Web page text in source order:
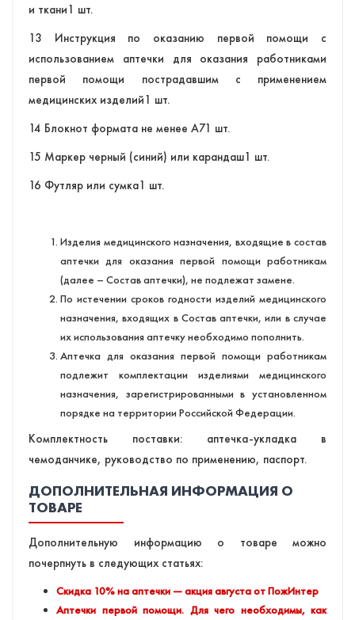
и ткани1 шт.
13 Инструкция по оказанию первой помощи с
использованием аптечки для оказания работниками
первой помощи пострадавшим с применением
медицинских изделий1 шт.
14 Блокнот формата не менее А71 шт.
15 Маркер черный (синий) или карандаш1 шт.
16 Футляр или сумка1 шт.
Изделия медицинского назначения, входящие в состав
аптечки для оказания первой помощи работникам
(далее – Состав аптечки), не подлежат замене.
По истечении сроков годности изделий медицинского
назначения, входящих в Состав аптечки, или в случае
их использования аптечку необходимо пополнить.
Аптечка для оказания первой помощи работникам
подлежит комплектации изделиями медицинского
назначения, зарегистрированными в установленном
порядке на территории Российской Федерации.
Комплектность поставки: аптечка-укладка в
чемоданчике, руководство по применению, паспорт.
ДОПОЛНИТЕЛЬНАЯ ИНФОРМАЦИЯ О
ТОВАРЕ
Дополнительную информацию о товаре можно
почерпнуть в следующих статьях:
Скидка 10% на аптечки — акция августа от ПожИнтер
Аптечки первой помощи. Для чего необходимы, как